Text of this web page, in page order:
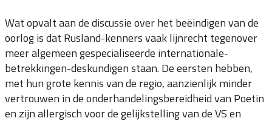
Wat opvalt aan de discussie over het beëindigen van de
oorlog is dat Rusland-kenners vaak lijnrecht tegenover
meer algemeen gespecialiseerde internationale-
betrekkingen-deskundigen staan. De eersten hebben,
met hun grote kennis van de regio, aanzienlijk minder
vertrouwen in de onderhandelingsbereidheid van Poetin
en zijn allergisch voor de gelijkstelling van de VS en